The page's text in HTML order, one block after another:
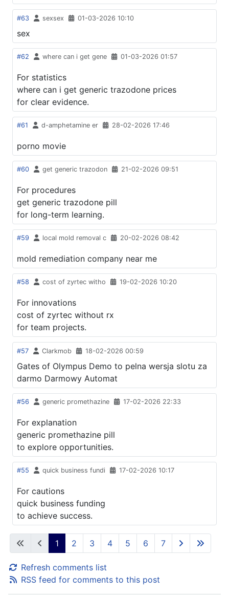
#63 sexsex 01-03-2026 10:10
sex
#62 where can i get gene 01-03-2026 01:57
For statistics
where can i get generic trazodone prices
for clear evidence.
#61 d-amphetamine er 28-02-2026 17:46
porno movie
#60 get generic trazodon 21-02-2026 09:51
For procedures
get generic trazodone pill
for long-term learning.
#59 local mold removal c 20-02-2026 08:42
mold remediation company near me
#58 cost of zyrtec witho 19-02-2026 10:20
For innovations
cost of zyrtec without rx
for team projects.
#57 Clarkmob 18-02-2026 00:59
Gates of Olympus Demo to pelna wersja slotu za
darmo Darmowy Automat
#56 generic promethazine 17-02-2026 22:33
For explanation
generic promethazine pill
to explore opportunities.
#55 quick business fundi 17-02-2026 10:17
For cautions
quick business funding
to achieve success.
1 2 3 4 5 6 7
Refresh comments list
RSS feed for comments to this post